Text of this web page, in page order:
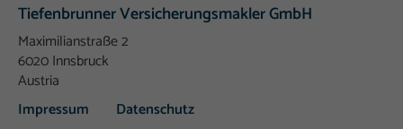
Tiefenbrunner Versicherungsmakler GmbH
Maximilianstraße 2
6020 Innsbruck
Austria
Impressum
Datenschutz